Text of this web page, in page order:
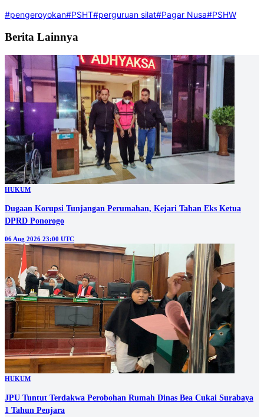
#pengeroyokan#PSHT#perguruan silat#Pagar Nusa#PSHW
Berita Lainnya
HUKUM
Dugaan Korupsi Tunjangan Perumahan, Kejari Tahan Eks Ketua
DPRD Ponorogo
06 Aug 2026 23:00 UTC
HUKUM
JPU Tuntut Terdakwa Perobohan Rumah Dinas Bea Cukai Surabaya
1 Tahun Penjara